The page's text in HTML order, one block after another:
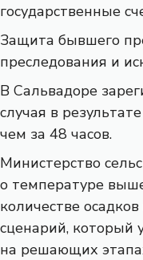
государственные
Защита бывшего
преследования и
В Сальвадоре
случая в
чем за 48 часов.
Министерство
о температуре
количестве
сценарий, который
на решающих